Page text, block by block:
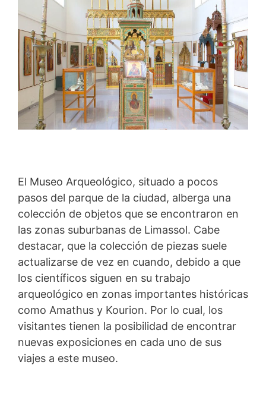
El Museo Arqueológico, situado a pocos
pasos del parque de la ciudad, alberga una
colección de objetos que se encontraron en
las zonas suburbanas de Limassol. Cabe
destacar, que la colección de piezas suele
actualizarse de vez en cuando, debido a que
los científicos siguen en su trabajo
arqueológico en zonas importantes históricas
como Amathus y Kourion. Por lo cual, los
visitantes tienen la posibilidad de encontrar
nuevas exposiciones en cada uno de sus
viajes a este museo.